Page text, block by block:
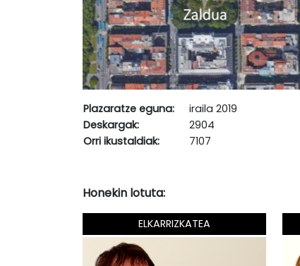
Plazaratze eguna:
iraila 2019
Deskargak:
2904
Orri ikustaldiak:
7107
Honekin lotuta:
ELKARRIZKATEA